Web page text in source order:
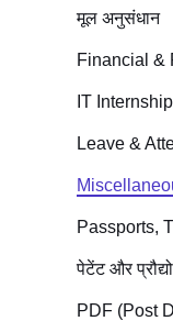
मूल अनुसंधान
Financial &
IT
Leave &
Passports,
पेटेंट और
PDF (Post